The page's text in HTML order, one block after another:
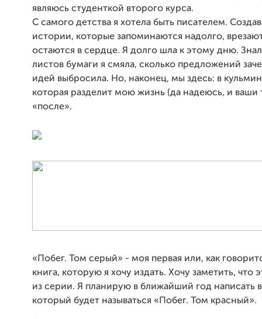
являюсь студенткой второго курса.
С самого детства я хотела быть писателем.
истории, которые запоминаются надолго,
остаются в сердце. Я долго шла к этому дню.
листов бумаги я смяла, сколько предложений
идей выбросила. Но, наконец, мы здесь: в
которая разделит мою жизнь (да надеюсь, и ваши
«после».
«Побег. Том серый» - моя первая или, как
книга, которую я хочу издать. Хочу заметить, что
из серии. Я планирую в ближайший год написать
который будет называться «Побег. Том красный».